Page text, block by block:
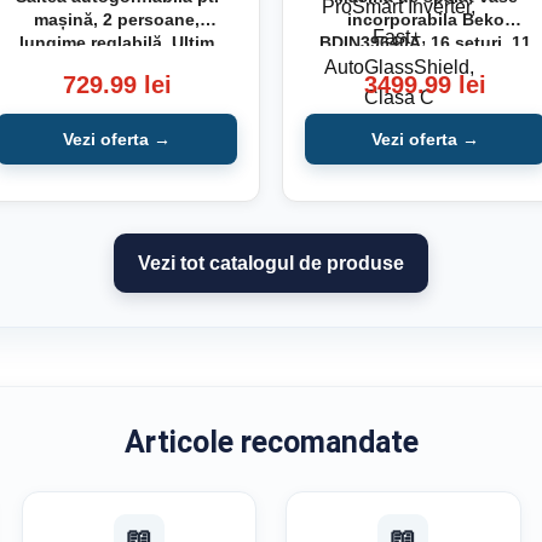
mașină, 2 persoane,
lungime reglabilă, Ultim
729.99 lei
Vezi oferta →
incorporabila Beko
BDIN39640A, 16 seturi, 11
programe, Motor
ProSmart Inverter, Fast+,
AutoGlassShield, Clasa C
3499.99 lei
Vezi oferta →
Vezi tot catalogul de produse
Articole recomandate